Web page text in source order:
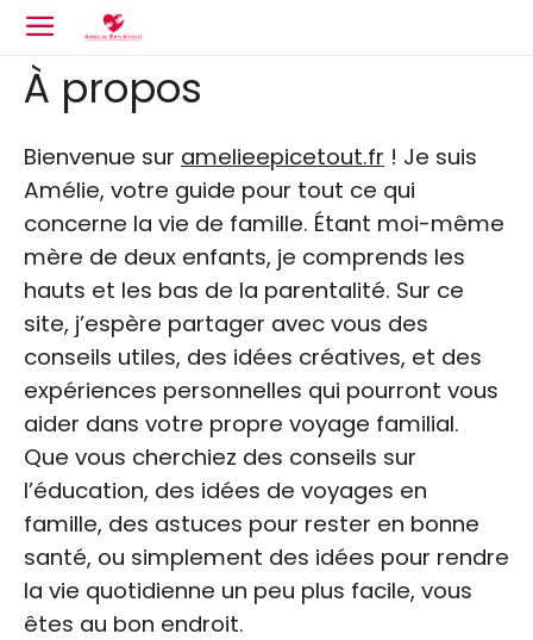
À propos
Bienvenue sur amelieepicetout.fr ! Je suis
Amélie, votre guide pour tout ce qui
concerne la vie de famille. Étant moi-même
mère de deux enfants, je comprends les
hauts et les bas de la parentalité. Sur ce
site, j’espère partager avec vous des
conseils utiles, des idées créatives, et des
expériences personnelles qui pourront vous
aider dans votre propre voyage familial.
Que vous cherchiez des conseils sur
l’éducation, des idées de voyages en
famille, des astuces pour rester en bonne
santé, ou simplement des idées pour rendre
la vie quotidienne un peu plus facile, vous
êtes au bon endroit.